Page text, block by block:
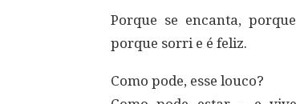
Porque se encanta,
porque sorri e é feliz.
Como pode, esse louco?